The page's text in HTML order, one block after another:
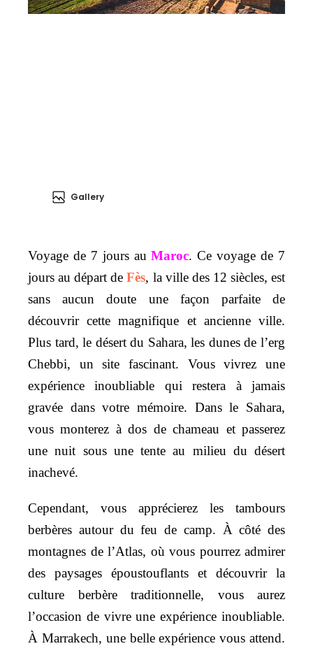
Gallery
Voyage de 7 jours auMaroc. Ce voyage de 7
jours au départ deFès, la ville des 12 siècles, est
sans aucun doute une façon parfaite de
découvrir cette magnifique et ancienne ville.
Plus tard, le désert du Sahara, les dunes de l’erg
Chebbi, un site fascinant. Vous vivrez une
expérience inoubliable qui restera à jamais
gravée dans votre mémoire. Dans le Sahara,
vous monterez à dos de chameau et passerez
une nuit sous une tente au milieu du désert
inachevé.
Cependant, vous apprécierez les tambours
berbères autour du feu de camp. À côté des
montagnes de l’Atlas, où vous pourrez admirer
des paysages époustouflants et découvrir la
culture berbère traditionnelle, vous aurez
l’occasion de vivre une expérience inoubliable.
À Marrakech, une belle expérience vous attend.